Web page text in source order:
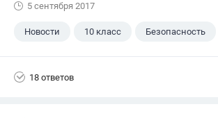
5 сентября 2017
Новости 10 класс Безопасность
18 ответов